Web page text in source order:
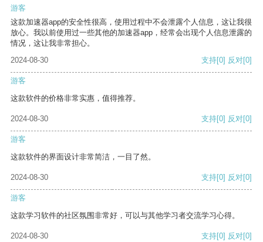
游客
这款加速器app的安全性很高，使用过程中不会泄露个人信息，这让我很
放心。我以前使用过一些其他的加速器app，经常会出现个人信息泄露的
情况，这让我非常担心。
2024-08-30
支持[0] 反对[0]
游客
这款软件的价格非常实惠，值得推荐。
2024-08-30 支持[0] 反对[0]
游客
这款软件的界面设计非常简洁，一目了然。
2024-08-30 支持[0] 反对[0]
游客
这款学习软件的社区氛围非常好，可以与其他学习者交流学习心得。
2024-08-30 支持[0] 反对[0]